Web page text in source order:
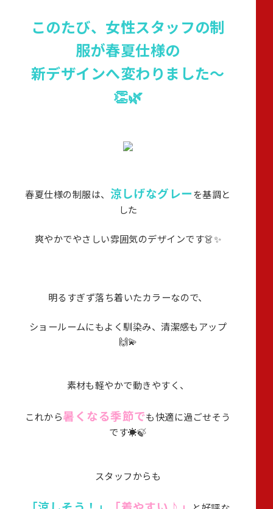
このたび、女性スタッフの制
服が春夏仕様の
新デザインへ変わりました～
👏🌿
春夏仕様の制服は、 涼しげなグレー を基調と
した
爽やかでやさしい雰囲気のデザインです👗✨
明るすぎず落ち着いたカラーなので、
ショールームにもよく馴染み、清潔感もアップ
🙌💫
素材も軽やかで動きやすく、
これから暑 くなる季節でも快適に過ごせそう
です☀️🍃
スタッフからも